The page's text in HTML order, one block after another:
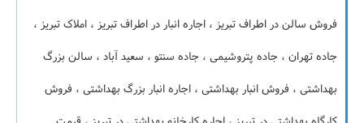
فروش سالن در اطراف تبریز ، اجاره انبار در اطراف تبریز ، املاک تبریز ،
جاده تهران ، جاده پتروشیمی ، جاده سنتو ، سعید آباد ، سالن بزرگ
بهداشتی ، فروش انبار بهداشتی ، اجاره انبار بزرگ بهداشتی ، فروش